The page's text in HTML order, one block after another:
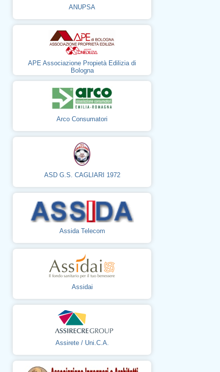
ANUPSA
APE Associazione Propietà Edilizia di
Bologna
Arco Consumatori
ASD G.S. CAGLIARI 1972
Assida Telecom
Assidai
Assirete / Uni.C.A.